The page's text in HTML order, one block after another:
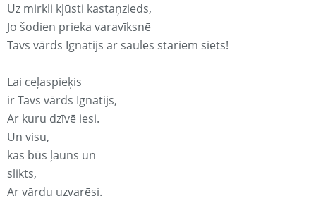
Uz mirkli kļūsti kastaņzieds,
Jo šodien prieka varavīksnē
Tavs vārds Ignatijs ar saules stariem siets!
Lai ceļaspieķis
ir Tavs vārds Ignatijs,
Ar kuru dzīvē iesi.
Un visu,
kas būs ļauns un
slikts,
Ar vārdu uzvarēsi.